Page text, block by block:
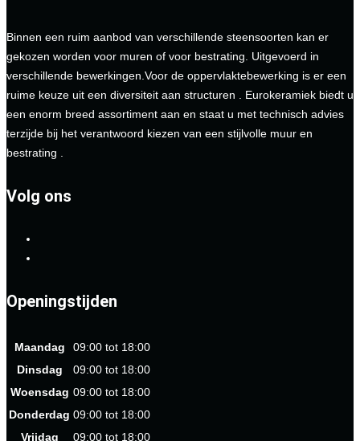
Binnen een ruim aanbod van verschillende steensoorten kan er
gekozen worden voor muren of voor bestrating. Uitgevoerd in
verschillende bewerkingen.Voor de oppervlaktebewerking is er een
ruime keuze uit een diversiteit aan structuren . Eurokeramiek biedt u
een enorm breed assortiment aan en staat u met technisch advies
terzijde bij het verantwoord kiezen van een stijlvolle muur en
bestrating .
Volg ons
Openingstijden
Maandag
09:00 tot 18:00
Dinsdag
09:00 tot 18:00
Woensdag 09:00 tot 18:00
Donderdag 09:00 tot 18:00
Vrijdag
09:00 tot 18:00